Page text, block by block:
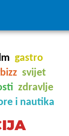
gastro
svijet
zdravlje
i nautika